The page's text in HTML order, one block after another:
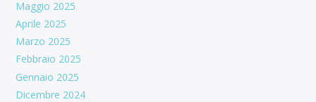
Maggio 2025
Aprile 2025
Marzo 2025
Febbraio 2025
Gennaio 2025
Dicembre 2024